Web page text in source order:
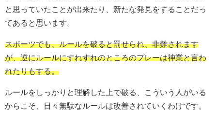
と思っていたことが出来たり、新たな発見をすることだっ
てあると思います。
スポーツでも、ルールを破ると罰せられ、非難されます
が、逆にルールにすれすれのところのプレーは神業と言わ
れたりもする。
ルールをしっかりと理解した上で破る、こういう人がいる
からこそ、日々無駄なルールは改善されていくわけです。